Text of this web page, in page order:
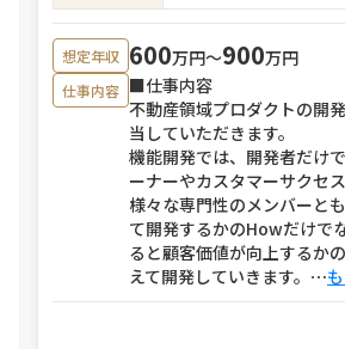
想定年収 600万円〜900万円
仕事内容 ■仕事内容
不動産領域プロダクトの開
当していただきます。
機能開発では、開発者だけ
ーナーやカスタマーサクセ
様々な専門性のメンバーと
て開発するかのHowだけで
ると顧客価値が向上するか
えて開発していきます。 ⋯